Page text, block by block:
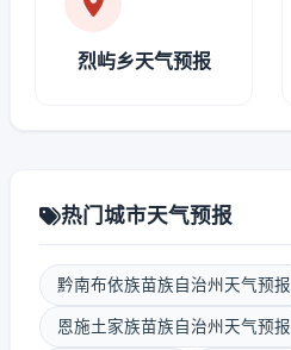
烈屿乡天气预报
热门城市天气预报
黔南布依族苗族自治州天气预报
恩施土家族苗族自治州天气预报